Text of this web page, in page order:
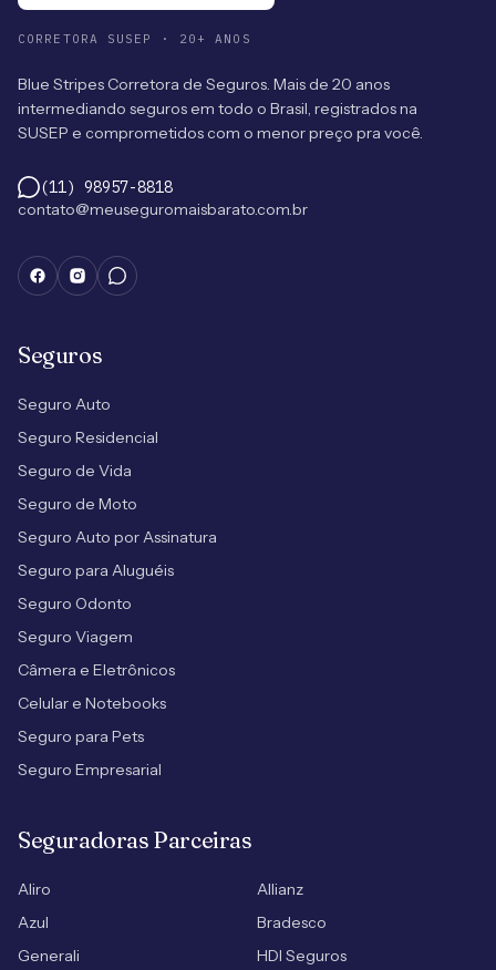
CORRETORA SUSEP · 20+ ANOS
Blue Stripes Corretora de Seguros. Mais de 20 anos
intermediando seguros em todo o Brasil, registrados na
SUSEP e comprometidos com o menor preço pra você.
(11) 98957-8818
contato@meuseguromaisbarato.com.br
Seguros
Seguro Auto
Seguro Residencial
Seguro de Vida
Seguro de Moto
Seguro Auto por Assinatura
Seguro para Aluguéis
Seguro Odonto
Seguro Viagem
Câmera e Eletrônicos
Celular e Notebooks
Seguro para Pets
Seguro Empresarial
Seguradoras Parceiras
Aliro
Allianz
Azul
Bradesco
Generali
HDI Seguros